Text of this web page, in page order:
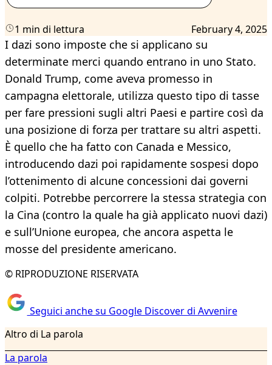
1 min di lettura February 4, 2025
I dazi sono imposte che si applicano su
determinate merci quando entrano in uno Stato.
Donald Trump, come aveva promesso in
campagna elettorale, utilizza questo tipo di tasse
per fare pressioni sugli altri Paesi e partire così da
una posizione di forza per trattare su altri aspetti.
È quello che ha fatto con Canada e Messico,
introducendo dazi poi rapidamente sospesi dopo
l’ottenimento di alcune concessioni dai governi
colpiti. Potrebbe percorrere la stessa strategia con
la Cina (contro la quale ha già applicato nuovi dazi)
e sull’Unione europea, che ancora aspetta le
mosse del presidente americano.
© RIPRODUZIONE RISERVATA
Seguici anche su Google Discover di Avvenire
Altro di La parola
La parola